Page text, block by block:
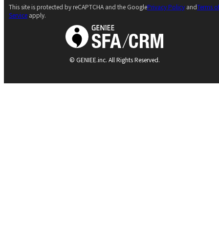
© GENIEE.inc. All Rights Reserved.
This site is protected by reCAPTCHA and the GooglePrivacy Policy andTerms
Service apply.